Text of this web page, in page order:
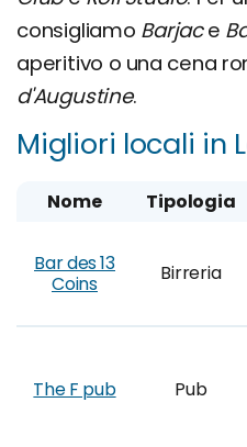
consigliamo Barjace
aperitivo o una cena
d'Augustine.
Migliori locali in
Nome Tipologia
Bar des 13
Coins
Birreria
The F pub Pub